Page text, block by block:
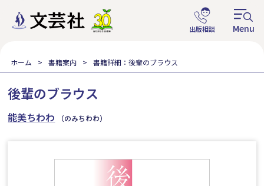
ホーム 書籍案内 書籍詳細：後輩のブラウス
後輩のブラウス
能美ちわわ （のみちわわ）